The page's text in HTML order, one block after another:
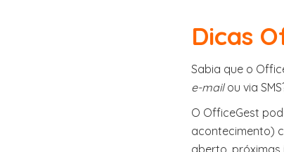
Dicas
Sabia que o
e-mail ou via
O OfficeGest
acontecimento)
aberto, próximas